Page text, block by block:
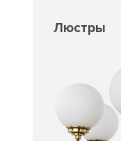
Люстры